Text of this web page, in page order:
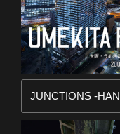
JUNCTIONS -